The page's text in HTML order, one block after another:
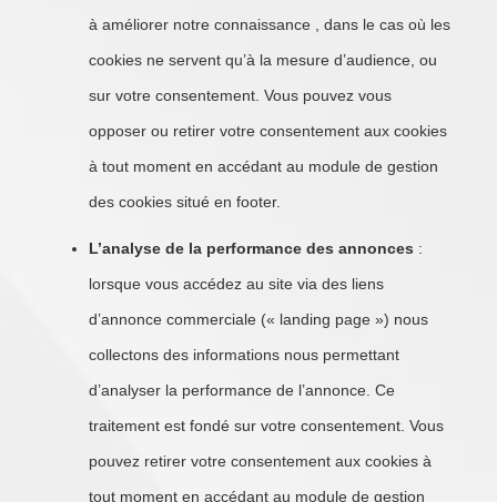
à améliorer notre connaissance , dans le cas où les
cookies ne servent qu’à la mesure d’audience, ou
sur votre consentement. Vous pouvez vous
opposer ou retirer votre consentement aux cookies
à tout moment en accédant au module de gestion
des cookies situé en footer.
L’analyse de la performance des annonces :
lorsque vous accédez au site via des liens
d’annonce commerciale (« landing page ») nous
collectons des informations nous permettant
d’analyser la performance de l’annonce. Ce
traitement est fondé sur votre consentement. Vous
pouvez retirer votre consentement aux cookies à
tout moment en accédant au module de gestion